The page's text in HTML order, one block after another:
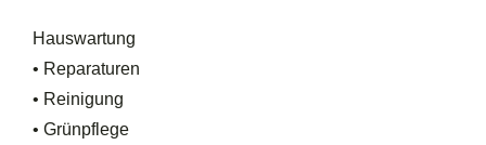
Hauswartung
• Reparaturen
• Reinigung
• Grünpflege